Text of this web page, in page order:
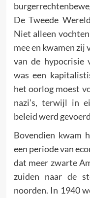
De Tweede
Niet alleen
mee en kwamen zij
van de hypocrisie
was een
het oorlog moest
nazi’s, terwijl in
beleid werd
Bovendien kwam
een periode van
dat meer zwarte
zuiden naar de
noorden. In 1940